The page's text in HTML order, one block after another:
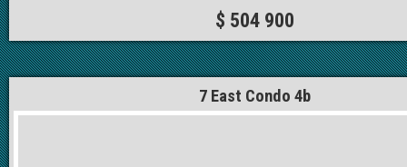
$ 504 900
7 East Condo 4b